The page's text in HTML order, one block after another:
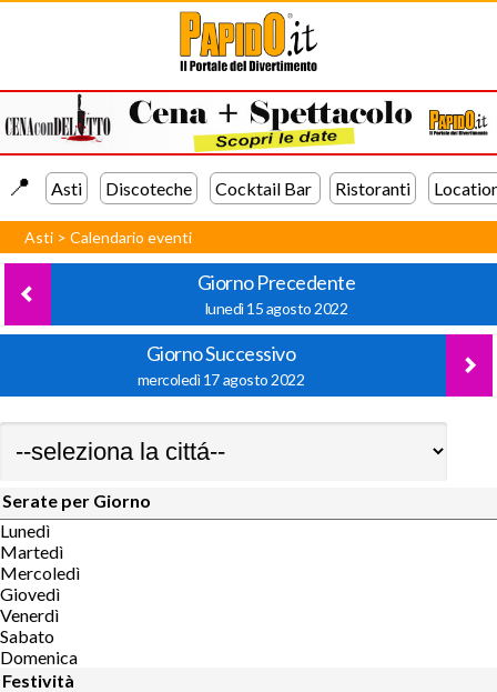
📍️ Asti Discoteche Cocktail Bar Ristoranti
Asti >Calendario eventi
Giorno Precedente
lunedì 15 agosto 2022
Giorno Successivo
mercoledì 17 agosto 2022
Serate per Giorno
Lunedì
Martedì
Mercoledì
Giovedì
Venerdì
Sabato
Domenica
Festività